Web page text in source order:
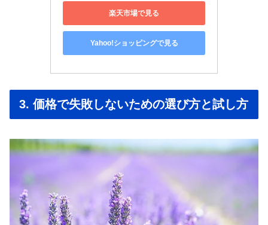
楽天市場で見る
Yahoo!ショッピングで見る
3. 価格で失敗しないための選び方と試し方